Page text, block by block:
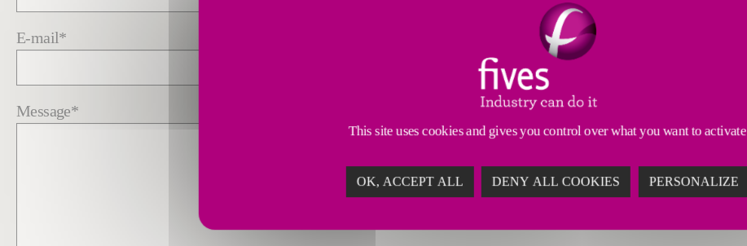
E-mail*
Message*
This site uses cookies and gives you control over what you want to activate
OK, ACCEPT ALL DENY ALL COOKIES PERSONALIZE